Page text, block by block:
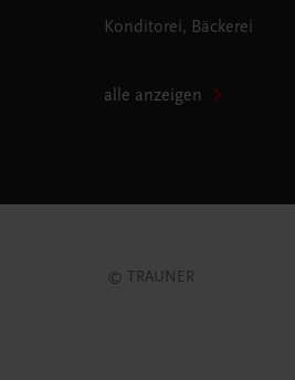
Konditorei, Bäckerei
alle anzeigen
© TRAUNER